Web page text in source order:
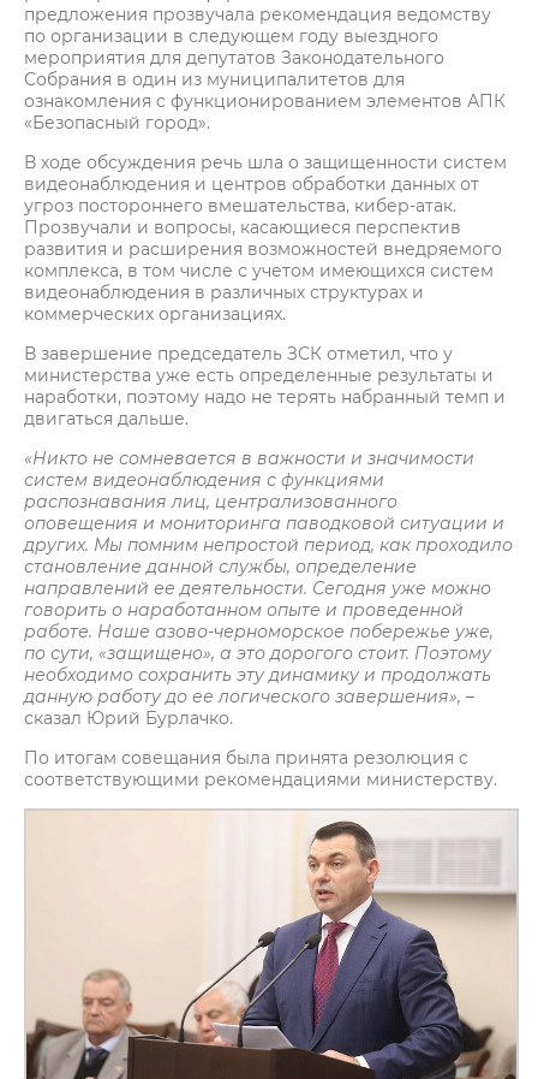
предложения прозвучала рекомендация ведомству
по организации в следующем году выездного
мероприятия для депутатов Законодательного
Собрания в один из муниципалитетов для
ознакомления с функционированием элементов АПК
«Безопасный город».
В ходе обсуждения речь шла о защищенности систем
видеонаблюдения и центров обработки данных от
угроз постороннего вмешательства, кибер-атак.
Прозвучали и вопросы, касающиеся перспектив
развития и расширения возможностей внедряемого
комплекса, в том числе с учетом имеющихся систем
видеонаблюдения в различных структурах и
коммерческих организациях.
В завершение председатель ЗСК отметил, что у
министерства уже есть определенные результаты и
наработки, поэтому надо не терять набранный темп и
двигаться дальше.
«Никто не сомневается в важности и значимости
систем видеонаблюдения с функциями
распознавания лиц, централизованного
оповещения и мониторинга паводковой ситуации и
других. Мы помним непростой период, как проходило
становление данной службы, определение
направлений ее деятельности. Сегодня уже можно
говорить о наработанном опыте и проведенной
работе. Наше азово-черноморское побережье уже,
по сути, «защищено», а это дорогого стоит. Поэтому
необходимо сохранить эту динамику и продолжать
данную работу до ее логического завершения», –
сказал Юрий Бурлачко.
По итогам совещания была принята резолюция с
соответствующими рекомендациями министерству.